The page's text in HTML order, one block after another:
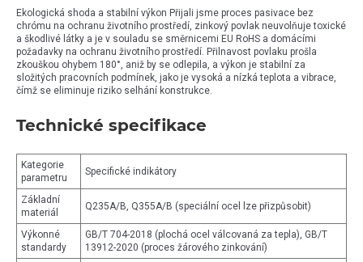
Ekologická shoda a stabilní výkon Přijali jsme proces pasivace bez
chrómu na ochranu životního prostředí, zinkový povlak neuvolňuje toxické
a škodlivé látky a je v souladu se směrnicemi EU RoHS a domácími
požadavky na ochranu životního prostředí. Přilnavost povlaku prošla
zkouškou ohybem 180°, aniž by se odlepila, a výkon je stabilní za
složitých pracovních podmínek, jako je vysoká a nízká teplota a vibrace,
čímž se eliminuje riziko selhání konstrukce.
Technické specifikace
Kategorie
parametru
Specifické indikátory
Základní
materiál
Q235A/B, Q355A/B (speciální ocel lze přizpůsobit)
Výkonné
standardy
GB/T 704-2018 (plochá ocel válcovaná za tepla), GB/T
13912-2020 (proces žárového zinkování)